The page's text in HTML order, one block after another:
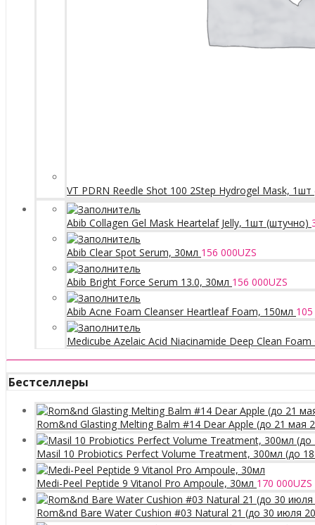
VT PDRN Reedle Shot 100 2Step Hydrogel Mask,
Abib Collagen Gel Mask Heartelaf Jelly, 1шт (штучно)
Abib Clear Spot Serum, 30мл 156 000UZS
Abib Bright Force Serum 13.0, 30мл 156 000UZS
Abib Acne Foam Cleanser Heartleaf Foam, 150мл
Medicube Azelaic Acid Niacinamide Deep Clean Foam
Бестселлеры
Rom&nd Glasting Melting Balm #14 Dear Apple (до 21 мая
Masil 10 Probiotics Perfect Volume Treatment, 300мл (до
Medi-Peel Peptide 9 Vitanol Pro Ampoule, 30мл 170 000UZS
Rom&nd Bare Water Cushion #03 Natural 21 (до 30 июля